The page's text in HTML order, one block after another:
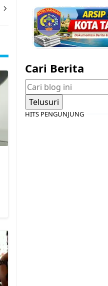
Cari Berita
HITS PENGUNJUNG